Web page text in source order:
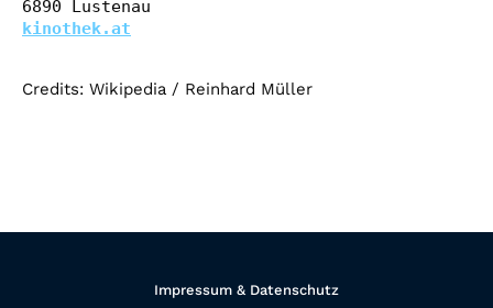
kinothek.at
Credits: Wikipedia / Reinhard Müller
Impressum & Datenschutz